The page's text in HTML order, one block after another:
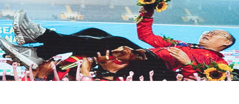
성과평가자료
급식안내
서식자료실
학부모방
정기고사 기출문제
교복구입안내